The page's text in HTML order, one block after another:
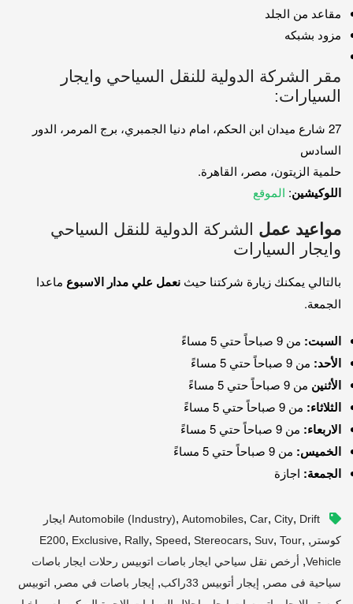
مقاعد من الجلد
مزود بشبكه
مقر الشركة الدولية للنقل السياحي وايجار
السيارات:
27 شارع ميدان ابن الحكم، امام دنيا الجمبري، برج المرمر، الدور
السادس
حلمية الزيتون، مصر، القاهرة.
اللوكيشين: الموقع
مواعيد عمل الشركة الدولية للنقل السياحي
وايجار السيارات
بالتالي يمكنك زيارة شركتنا حيث نعمل علي مدار الاسبوع ماعدا
الجمعة.
السبت: من 9 صباحاً حتي 5 مساءً
الأحد: من 9 صباحاً حتي 5 مساءً
الأثنين من 9 صباحاً حتي 5 مساءً
الثلاثاء: من 9 صباحاً حتي 5 مساءً
الاربعاء: من 9 صباحاً حتي 5 مساءً
الخميس: من 9 صباحاً حتي 5 مساءً
الجمعة: اجازة
Automobile (industry), Automobiles, Car, City,
Drift ايجار
كوستر ,
E200, Exclusive, Rally, Speed, Stereocars, Suv, Tour,
Vehicle
, أرخص نقل سياحي ايجار باصات اتوبيس رحلات ايجار باصات
سياحية فى مصر , إيجار أتوبيس 33راكب , إيجار باصات في مصر , اتوبيس